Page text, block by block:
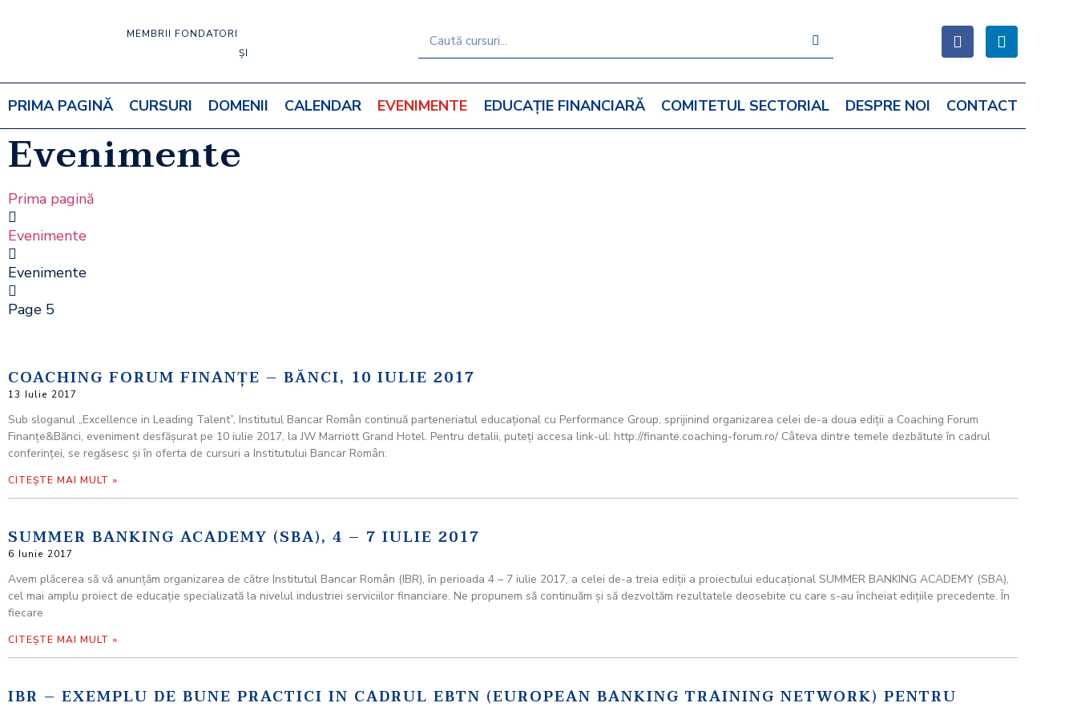
MEMBRII FONDATORI
ȘI
PRIMA PAGINĂ CURSURI DOMENII CALENDAR EVENIMENTE EDUCAȚIE FINANCIARĂ COMITETUL SECTORIAL DESPRE NOI CONTACT
Evenimente
Prima pagină
Evenimente
Evenimente
Page 5
COACHING FORUM FINANŢE – BĂNCI, 10 IULIE 2017
13 Iulie 2017
Sub sloganul „Excellence in Leading Talent”, Institutul Bancar Român continuă parteneriatul educaţional cu Performance Group, sprijinind organizarea celei de-a doua ediţii a Coaching Forum
Finanţe&Bănci, eveniment desfăşurat pe 10 iulie 2017, la JW Marriott Grand Hotel. Pentru detalii, puteţi accesa link-ul: http://finante.coaching-forum.ro/ Câteva dintre temele dezbătute în cadrul
conferinţei, se regăsesc şi în oferta de cursuri a Institutului Bancar Român:
CITEȘTE MAI MULT »
SUMMER BANKING ACADEMY (SBA), 4 – 7 IULIE 2017
6 Iunie 2017
Avem plăcerea să vă anunţăm organizarea de către Institutul Bancar Român (IBR), în perioada 4 – 7 iulie 2017, a celei de-a treia ediţii a proiectului educaţional SUMMER BANKING ACADEMY (SBA),
cel mai amplu proiect de educaţie specializată la nivelul industriei serviciilor financiare. Ne propunem să continuăm şi să dezvoltăm rezultatele deosebite cu care s-au încheiat ediţiile precedente. În
fiecare
CITEȘTE MAI MULT »
IBR – EXEMPLU DE BUNE PRACTICI IN CADRUL EBTN (EUROPEAN BANKING TRAINING NETWORK) PENTRU